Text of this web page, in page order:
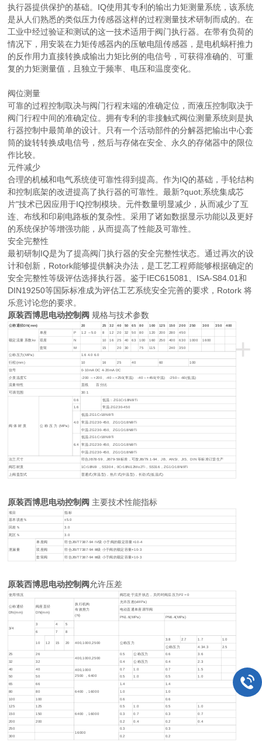
执行器提供保护的基础。IQ使用其专利的输出力矩测量系统，该系统
是从人们熟悉的类似压力传感器这样的过程测量技术研制而成的。在
工业中经过验证和测试的这一技术适用于阀门执行器。在带有负荷的
情况下，用安装在力矩传感器内的压敏电阻传感器，是电机蜗杆推力
的反作用力直接转换成输出力矩比例的电信号，可获得准确的、可重
复的力矩测量值，且独立于频率、电压和温度变化。
阀位测量
可靠的过程控制取决与阀门行程末端的准确定位，而液压控制取决于
阀门行程中间的准确定位。拥有专利的非接触式阀位测量系统则是执
行器控制中最简单的设计。只有一个活动部件的分解器把输出中心套
筒的旋转转换成电信号，然后与存储在安全、永久的存储器中的限位
作比较。
元件减少
合理的机械和电气系统使可靠性得到提高。作为IQ的基础，手轮结构
和控制底架的改进提高了执行器的可靠性。最新?quot;系统集成芯
片"技术已因应用于IQ控制模块。元件数量明显减少，从而减少了互
连、布线和印刷电路板的复杂性。采用了诸如数据显示功能以及更好
的系统保护等增强功能，从而提高了性能及可靠性。
安全完整性
最初研制IQ是为了提高阀门执行器的安全完整性状态。通过再次的设
计和创新，Rotork能够提供解决办法，是工艺工程师能够根据确定的
安全完整性等级评估选择执行器。鉴于IEC615081、ISA-S84.01和
DIN19250等国际标准成为评估工艺系统安全完善的要求，Rotork 将
乐意讨论您的要求。
原装西博思电动控制阀规格与技术参数
+
公称通径DN(mm) 20 25 32 40 50 65 80 100 125 150 200 250 300 350 400
额定流量 系数kv
单座 P 1.2 ～5.0 8 12 20 32 50 80 120 200 280
450
双座
N 10 16 25 40 63 100 160 250 400 630 1000
1600
套筒
M 15 20 30 75 115 240
350
公称压力(MPa)
1.6 4.0 6.0
行程(mm) 10 16 25 40 60
100
信号
0-10mA DC 4-20mA DC
介质温度℃
-200 ～+200、-40～+250(常温) -40～+450(中温) -250～-60(低温)
流量特性
直线 百分比
可调范围 30:1
阀 体 材 质 公 称 压 力 (MPa)
0.6
低温：ZG1Cr18Ni9Ti
1.6
常温:ZG230-450
4.0
低温:ZG1Cr18Ni9Ti
常温:ZG230-450、ZG1Cr18Ni9Ti
中温:ZG230-450、ZG1Cr18Ni9Ti
6.4
低温:ZG1Cr18Ni9Ti
常温:ZG230-450、ZG1Cr18Ni9Ti
中温:ZG230-450、ZG1Cr18Ni9Ti
法兰尺寸
符合JB78-59、JB79-59标准，可按JB/79.1-94、JB、ANSI、JIS、DIN 等标准订货生产
阀芯材质
1Cr18Ni9 ，SS304，0Cr18Ni12Mo2Ti，SS316，ZG1Cr18Ni9Ti
上阀盖型式
普通式(常温型)，热片式(中温型)，长劲式(低温式)
原装西博思电动控制阀 主要技术性能指标
项目
指标
基本误差％
±5.0
回差％
3.0
死区％
3.0
泄漏量
单座阀 符合JB/T7387-94 IV级 小于阀的额定容量×10-4
双座阀
符合JB/T7387-94 Ⅲ级 小于阀的额定容量×10-3
套筒阀
符合JB/T7387-94 Ⅲ级 小于阀的额定容量×10-3
原装西博思电动控制阀 允许压差
使用情况 阀芯处于流开状态，关闭时阀后压力P2＝0
公称通径
DN(mm)
阀座直径
DN(mm)
执行机构
有效推力
(N)
允许压差(sMPa)
电动直通单座调节阀
PN1.6(MPa)
PN6.4(MPa)
3/4
3 4 5
6 7 8
10 12 15 20 400,1000,2500 公称压力
3.8 2.7 1.7
1.0
公称压力
4.34.3
2.5
25
26
400,1000,2500
0.5 公称压力 0.6 3.6
32 32 0.4 公称压力 0.4
2.3
40
40
400,1000
2500 ，6400
0.7 1.0 0.7
1.5
50
50 0.5 1.0 0.5
1.0
65
66
6400 ，16000
1.4
1.4
80
80 1.0
1.0
100
100 0.6
0.6
125
125
6400 ，16000
0.5 1.0 0.5
1.0
150
150 0.3 0.7 0.3
0.7
200
200 0.2 0.4 0.2 0.4
250
16000
0.3
0.3
300
0.2 0.2